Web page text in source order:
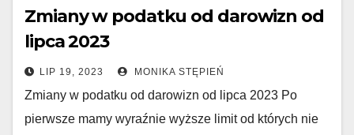
Zmiany w podatku od darowizn od
lipca 2023
LIP 19, 2023 MONIKA STĘPIEŃ
Zmiany w podatku od darowizn od lipca 2023 Po
pierwsze mamy wyraźnie wyższe limit od których nie